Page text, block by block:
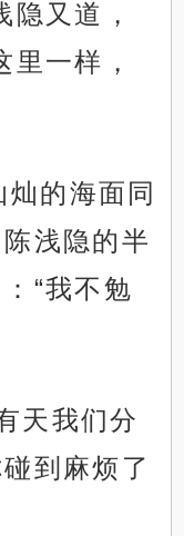
隐又道，
里一样，
的海面同
浅隐的半
“我不勉
天我们分
到麻烦了